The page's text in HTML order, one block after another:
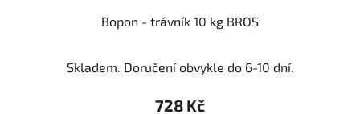
Bopon - trávník 10 kg BROS
Skladem. Doručení obvykle do 6-10 dní.
728 Kč